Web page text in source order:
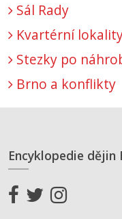
Sál Rady
Kvartérní
Stezky po
Brno a konflikty
Encyklopedie dějin